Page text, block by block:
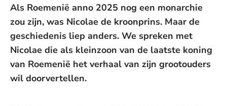
Als Roemenië anno 2025 nog een monarchie
zou zijn, was Nicolae de kroonprins. Maar de
geschiedenis liep anders. We spreken met
Nicolae die als kleinzoon van de laatste koning
van Roemenië het verhaal van zijn grootouders
wil doorvertellen.